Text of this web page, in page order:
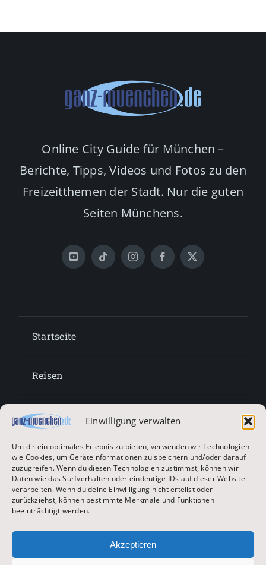
Einwilligung verwalten
Um dir ein optimales Erlebnis zu bieten, verwenden wir Technologien
wie Cookies, um Geräteinformationen zu speichern und/oder darauf
zuzugreifen. Wenn du diesen Technologien zustimmst, können wir
Daten wie das Surfverhalten oder eindeutige IDs auf dieser Website
verarbeiten. Wenn du deine Einwilligung nicht erteilst oder
zurückziehst, können bestimmte Merkmale und Funktionen
beeinträchtigt werden.
Akzeptieren
Online City Guide für München –
Berichte, Tipps, Videos und Fotos zu den
Freizeitthemen der Stadt. Nur die guten
Seiten Münchens.
Startseite
Reisen
Lifestyle
Entertainment
Oktoberfest & Volksfeste
Zur Hauptseite